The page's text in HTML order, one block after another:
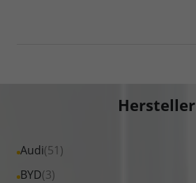
Hersteller
Audi(51)
Alle
Fahrzeuge
BYD(3)
Alle